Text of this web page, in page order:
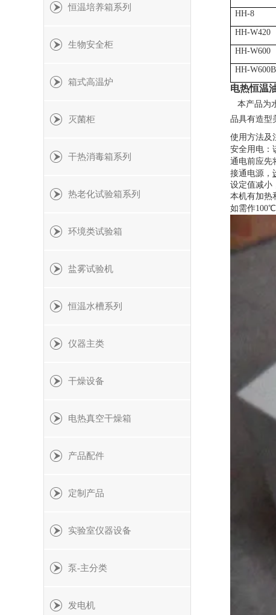
HH-8
HH-W420
HH-W600
HH-W600B
电热恒温
本产品为
品具有造型
使用方法及
安全用电：
通电前应先
接通电源，
设定值减小
本机有加热
如需作100℃
恒温培养箱系列
生物安全柜
箱式高温炉
灭菌柜
干热消毒箱系列
热老化试验箱系列
环境类试验箱
盐雾试验机
恒温水槽系列
仪器主类
干燥设备
电热真空干燥箱
产品配件
定制产品
实验室仪器设备
泵-主分类
发电机